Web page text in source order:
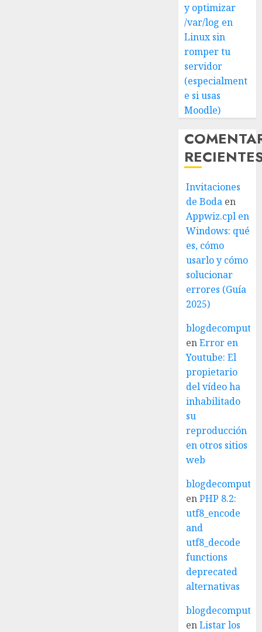
y optimizar
/var/log en
Linux sin
romper tu
servidor
(especialment
e si usas
Moodle)
Invitaciones
de Boda en
Appwiz.cpl en
Windows: qué
es, cómo
usarlo y cómo
solucionar
errores (Guía
2025)
enError en
Youtube: El
propietario
del vídeo ha
inhabilitado
su
reproducción
en otros sitios
web
enPHP 8.2:
utf8_encode
and
utf8_decode
functions
deprecated
alternativas
enListar los